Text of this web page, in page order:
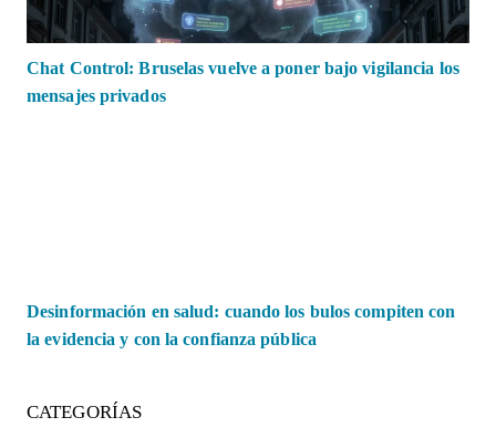
Chat Control: Bruselas vuelve a poner bajo vigilancia los
mensajes privados
Desinformación en salud: cuando los bulos compiten con
la evidencia y con la confianza pública
CATEGORÍAS